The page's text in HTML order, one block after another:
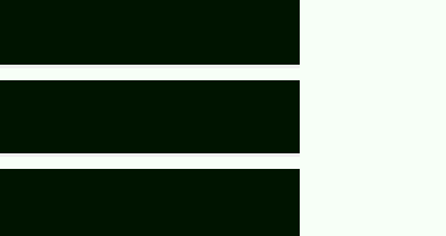
de libérer les
droits de l’homme et